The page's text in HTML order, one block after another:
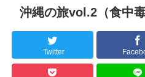
沖縄の旅vol.2（食中毒
Twitter